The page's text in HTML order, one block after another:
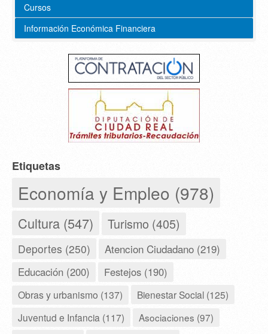
Cursos
Información Económica Financiera
Etiquetas
Economía y Empleo (978)
Cultura (547) Turismo (405)
Deportes (250) Atencion Ciudadano (219)
Educación (200) Festejos (190)
Obras y urbanismo (137)
Bienestar Social (125)
Juventud e Infancia (117)
Asociaciones (97)